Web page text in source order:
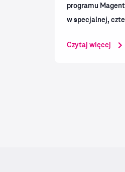
programu
w specjalnej,
zaprasza
Czytaj więcej